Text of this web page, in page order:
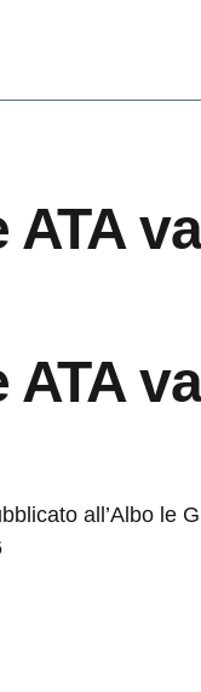
all’Albo le